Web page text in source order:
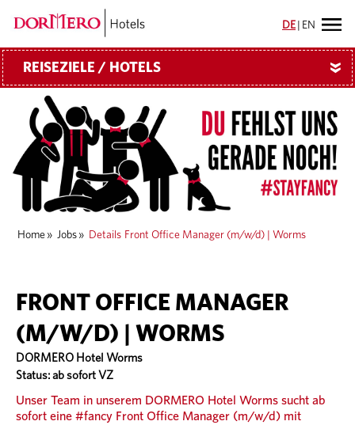
DE EN
REISEZIELE / HOTELS »
Home » Jobs » Details Front Office Manager (m/w/d) | Worms
FRONT OFFICE MANAGER
(M/W/D) | WORMS
DORMERO Hotel Worms
Status: ab sofort VZ
Unser Team in unserem DORMERO Hotel Worms sucht ab
sofort eine #fancy Front Office Manager (m/w/d) mit